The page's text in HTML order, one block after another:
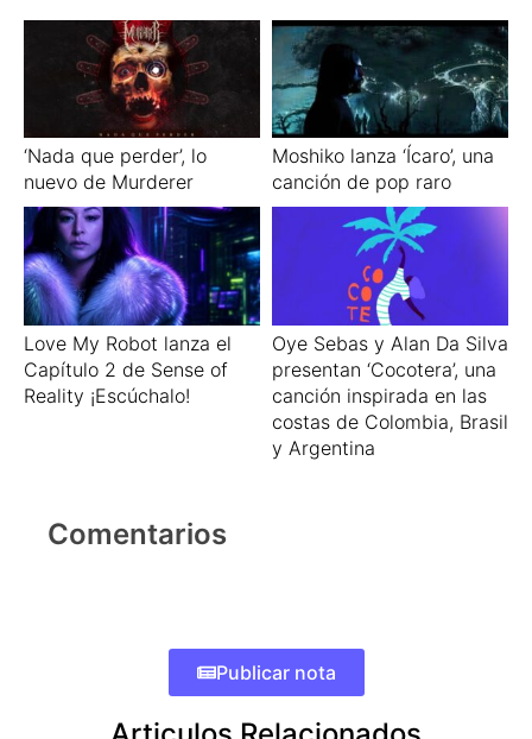
‘Nada que perder’, lo
nuevo de Murderer
Moshiko lanza ‘Ícaro’, una
canción de pop raro
Love My Robot lanza el
Capítulo 2 de Sense of
Reality ¡Escúchalo!
Oye Sebas y Alan Da Silva
presentan ‘Cocotera’, una
canción inspirada en las
costas de Colombia, Brasil
y Argentina
Comentarios
Publicar nota